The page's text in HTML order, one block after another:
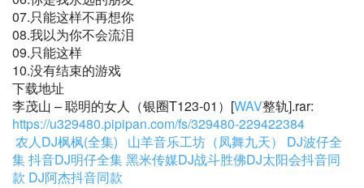
07.只能这样不再想你
08.我以为你不会流泪
09.只能这样
10.没有结束的游戏
下载地址
李茂山 – 聪明的女人（银圈T123-01）[WAV整轨].rar:
https://u329480.pipipan.com/fs/329480-229422384
农人DJ枫枫(全集)
山羊音乐工坊（凤舞九天）
DJ波仔全
集抖音DJ明仔全集黑米传媒DJ战斗胜佛DJ太阳会抖音同
款 DJ阿杰抖音同款